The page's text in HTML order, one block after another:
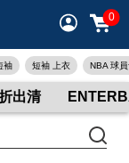
0
袖 短袖 上衣 NBA 球
出清